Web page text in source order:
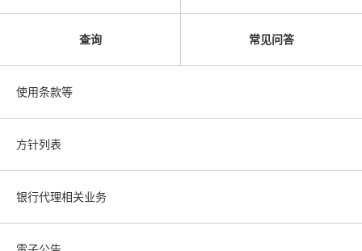
查询 常见问答
使用条款等
方针列表
银行代理相关业务